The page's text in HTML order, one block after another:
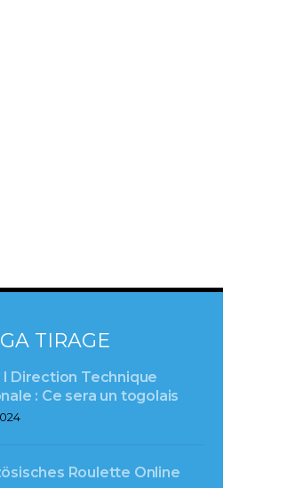
TIRAGE
l Direction Technique
: Ce sera un togolais
Roulette Online